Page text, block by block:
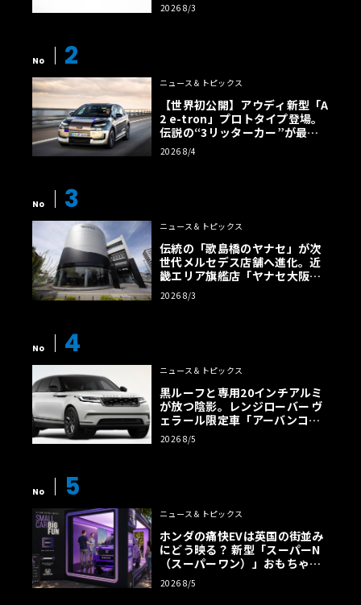
2026 8/3
No 2
ニュース＆トピックス
【世界初公開】アウディ新型「A
2 e-tron」プロトタイプ登場。
伝説の“3リッターカー”が最高
効率エントリーBEVとして復活
【画像38枚】
2026 8/4
No 3
ニュース＆トピックス
伝統の「歌島橋のヤナセ」が次
世代メルセデス店舗へ進化。近
畿エリア旗艦店「ヤナセ大阪支
店」がリニューアル
2026 8/3
No 4
ニュース＆トピックス
黒ルーフと専用20インチアルミ
が放つ陰影。レンジローバー ヴ
ェラール限定車「アーバンコン
トラスト・エディション」登場
2026 8/5
No 5
ニュース＆トピックス
ホンダの痛快EVは英国の街並み
にどう映る？ 新型「スーパーN
（スーパーワン）」おもちゃ箱
ツアーの全貌
2026 8/5